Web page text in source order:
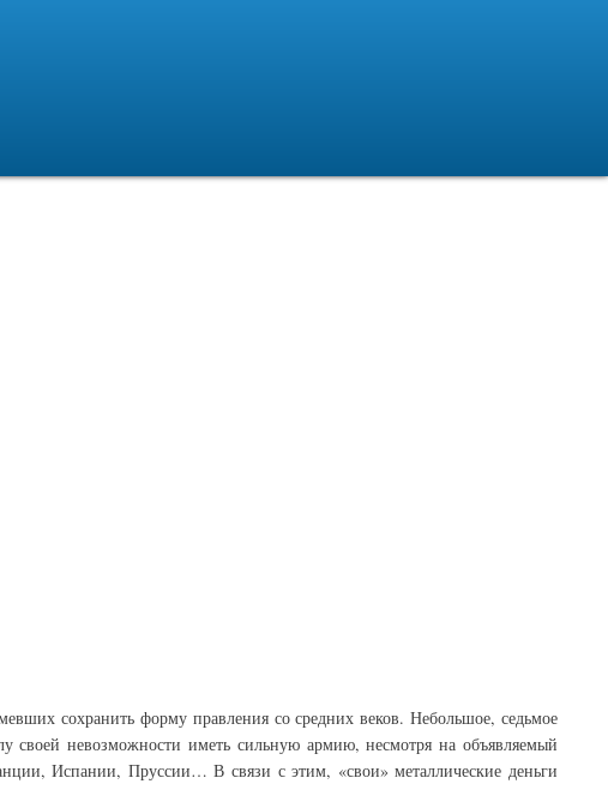
сохранить форму правления со средних веков. Небольшое, седьмое
своей невозможности иметь сильную армию, несмотря на объявляемый
Испании, Пруссии… В связи с этим, «свои» металлические деньги